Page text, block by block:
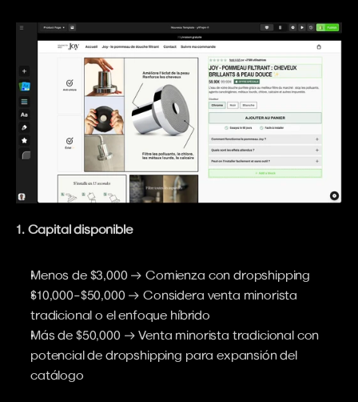
1. Capital disponible
Menos de $3,000 → Comienza con dropshipping
$10,000–$50,000 → Considera venta minorista
tradicional o el enfoque híbrido
Más de $50,000 → Venta minorista tradicional con
potencial de dropshipping para expansión del
catálogo